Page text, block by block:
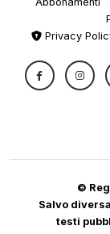
Privacy
©
Salvo
testi